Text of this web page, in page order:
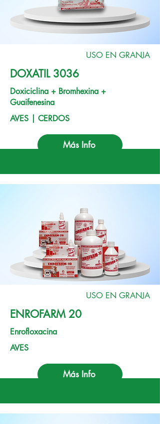
USO EN GRANJA
DOXATIL 3036
Doxiciclina + Bromhexina +
Guaifenesina
AVES | CERDOS
Más Info
USO EN GRANJA
ENROFARM 20
Enrofloxacina
AVES
Más Info